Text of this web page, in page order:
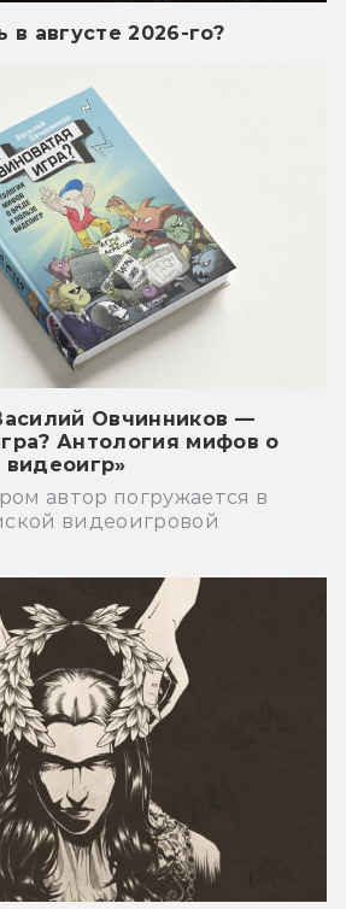
в августе 2026-го?
Овчинников —
Антология мифов о
автор погружается в
видеоигровой